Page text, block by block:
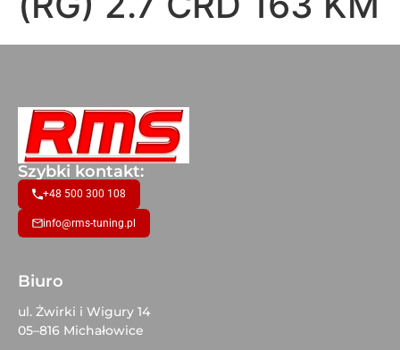
Szybki kontakt:
+48 500 300 108
info@rms-tuning.pl
Biuro
ul. Żwirki i Wigury 14
05–816 Michałowice